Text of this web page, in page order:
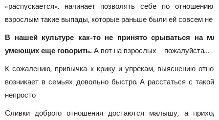
«распускается», начинает позволять себе по
взрослым такие выпады, которые раньше были ей совсем не
В нашей культуре как-то не принято срываться на
умеющих еще говорить.А вот на взрослых – пожалуйста…
К сожалению, привычка к крику и упрекам, выяснению
возникает в семьях довольно быстро. А расстаться с
непросто.
Сливки доброго отношения достаются малышу, а